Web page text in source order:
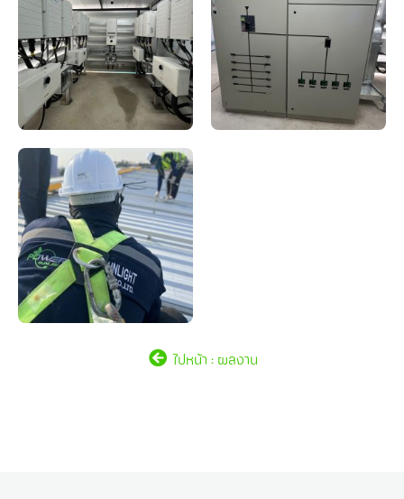
ไปหน้า : ผลงาน